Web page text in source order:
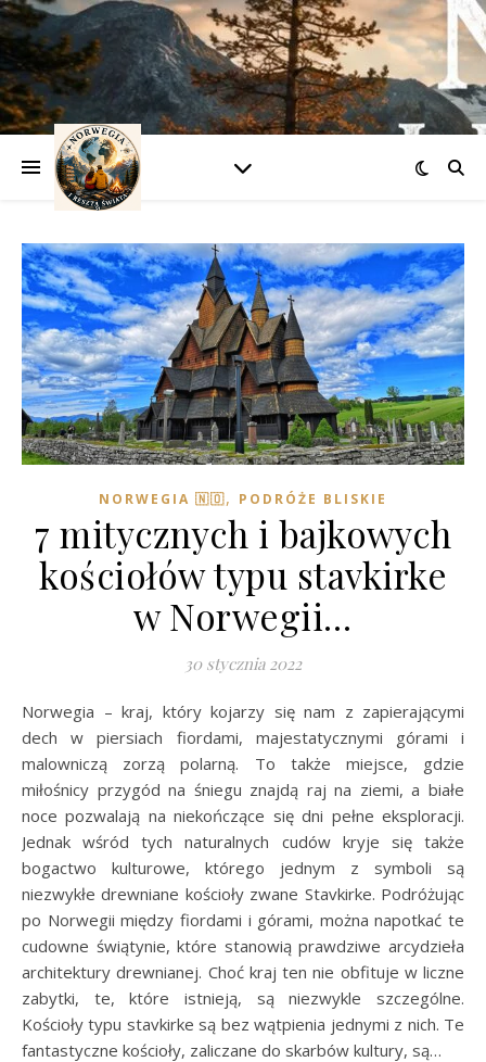
NORWEGIA 🇳🇴, PODRÓŻE BLISKIE
7 mitycznych i bajkowych
kościołów typu stavkirke
w Norwegii…
30 stycznia 2022
Norwegia – kraj, który kojarzy się nam z zapierającymi
dech w piersiach fiordami, majestatycznymi górami i
malowniczą zorzą polarną. To także miejsce, gdzie
miłośnicy przygód na śniegu znajdą raj na ziemi, a białe
noce pozwalają na niekończące się dni pełne eksploracji.
Jednak wśród tych naturalnych cudów kryje się także
bogactwo kulturowe, którego jednym z symboli są
niezwykłe drewniane kościoły zwane Stavkirke. Podróżując
po Norwegii między fiordami i górami, można napotkać te
cudowne świątynie, które stanowią prawdziwe arcydzieła
architektury drewnianej. Choć kraj ten nie obfituje w liczne
zabytki, te, które istnieją, są niezwykle szczególne.
Kościoły typu stavkirke są bez wątpienia jednymi z nich. Te
fantastyczne kościoły, zaliczane do skarbów kultury, są…